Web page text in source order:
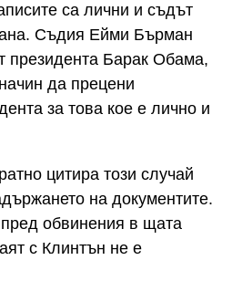
са лични и съдът
Съдия Ейми Бърман
президента Барак Обама,
да прецени
за това кое е лично и
цитира този случай
на документите.
обвинения в щата
с Клинтън не е